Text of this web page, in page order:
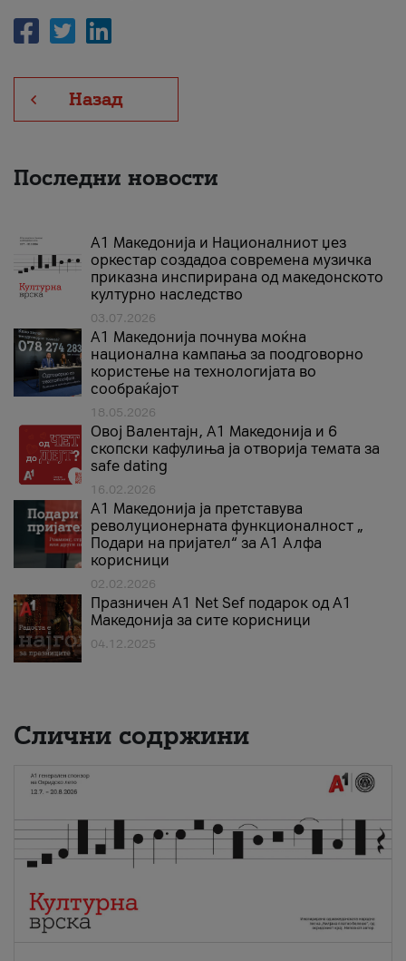
Назад
Последни новости
А1 Македонија и Националниот џез
оркестар создадоа современа музичка
приказна инспирирана од македонското
културно наследство
03.07.2026
A1 Македонија почнува моќна
национална кампања за поодговорно
користење на технологијата во
сообраќајот
18.05.2026
Овој Валентајн, A1 Македонија и 6
скопски кафулиња ја отворија темата за
safe dating
16.02.2026
А1 Македонија ја претставува
револуционерната функционалност „
Подари на пријател“ за А1 Алфа
корисници
02.02.2026
Празничен A1 Net Sеf подарок од А1
Македонија за сите корисници
04.12.2025
Слични содржини